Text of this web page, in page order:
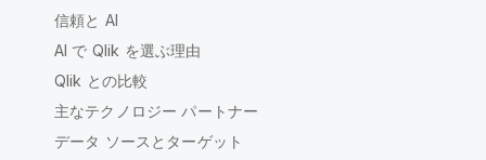
信頼と AI
AI で Qlik を選ぶ理由
Qlik との比較
主なテクノロジー パートナー
データ ソースとターゲット